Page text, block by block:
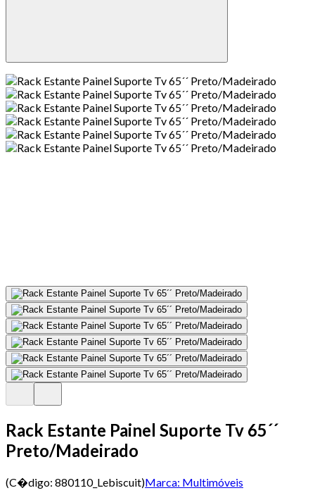
Rack Estante Painel Suporte Tv 65´´
Preto/Madeirado
(C�digo: 880110_Lebiscuit)Marca: Multimóveis